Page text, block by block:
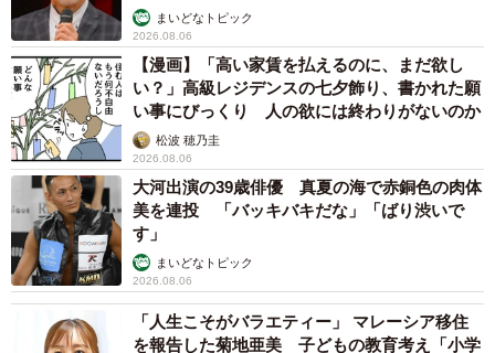
まいどなトピック
2026.08.06
【漫画】「高い家賃を払えるのに、まだ欲し
い？」高級レジデンスの七夕飾り、書かれた願
い事にびっくり 人の欲には終わりがないのか
松波 穂乃圭
2026.08.06
大河出演の39歳俳優 真夏の海で赤銅色の肉体
美を連投 「バッキバキだな」「ばり渋いで
す」
まいどなトピック
2026.08.06
「人生こそがバラエティー」 マレーシア移住
を報告した菊地亜美 子どもの教育考え「小学